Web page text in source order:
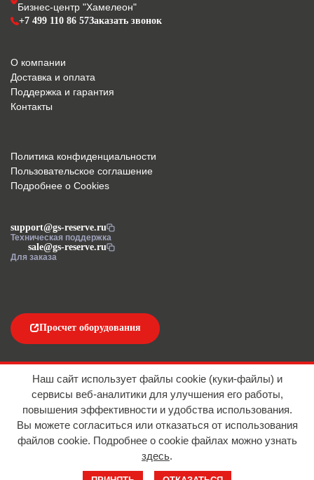
Бизнес-центр "Хамелеон"
+7 499 110 86 57Заказать звонок
support@gs-reserve.ru
Техническая поддержка
sale@gs-reserve.ru
Для заказа
О компании
Доставка и оплата
Поддержка и гарантия
Контакты
Просчет оборудования
Политика конфиденциальности
Пользовательское соглашение
Подробнее о Cookies
Наш сайт использует файлы cookie (куки-файлы) и
сервисы веб-аналитики для улучшения его работы,
повышения эффективности и удобства использования.
Вы можете согласиться или отказаться от использования
файлов сookie. Подробнее о cookie файлах можно узнать
здесь.